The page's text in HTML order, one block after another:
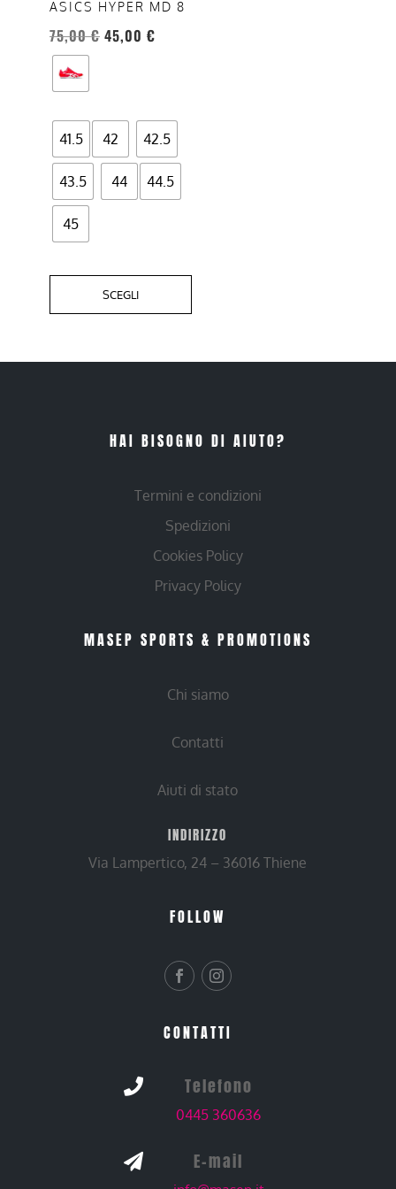
ASICS HYPER MD 8
75,00€ 45,00 €
41.5 42 42.5
43.5 44 44.5
45
SCEGLI
essere
scelte
nella
del
prodotto
HAI BISOGNO DI AIUTO?
Termini e condizioni
Spedizioni
Cookies Policy
Privacy Policy
MASEP SPORTS & PROMOTIONS
Chi siamo
Contatti
Aiuti di stato
INDIRIZZO
Via Lampertico, 24 – 36016 Thiene
FOLLOW
CONTATTI
 Telefono
0445 360636
 E-mail